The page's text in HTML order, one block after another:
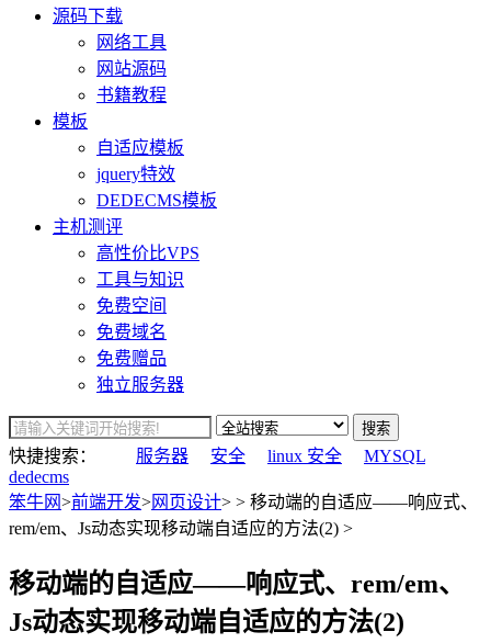
源码下载
网络工具
网站源码
书籍教程
模板
自适应模板
jquery特效
DEDECMS模板
主机测评
高性价比VPS
工具与知识
免费空间
免费域名
免费赠品
独立服务器
搜索
快捷搜索： 服务器 安全 linux 安全
MYSQL
dedecms
笨牛网>前端开发>网页设计> > 移动端的自适应——响应式、
rem/em、Js动态实现移动端自适应的方法(2) >
移动端的自适应——响应式、rem/em、
Js动态实现移动端自适应的方法(2)